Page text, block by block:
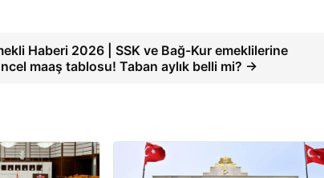
Haberi 2026 | SSK ve Bağ-Kur emeklilerine
maaş tablosu! Taban aylık belli mi? →